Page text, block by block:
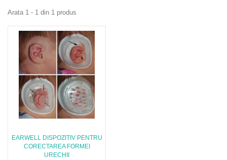
Arata 1 - 1 din 1 produs
EARWELL DISPOZITIV PENTRU
CORECTAREA FORMEI
URECHII